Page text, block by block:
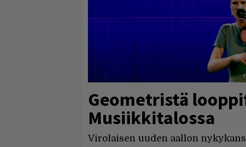
Geometristä
Musiikkitalossa
Virolaisen uuden aallon